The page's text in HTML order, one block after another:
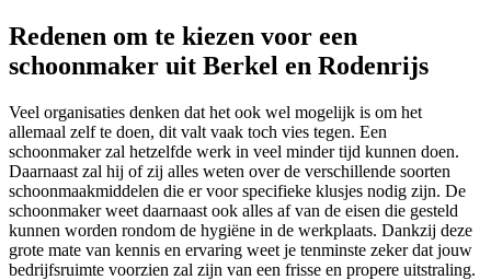
Redenen om te kiezen voor een
schoonmaker uit Berkel en Rodenrijs
Veel organisaties denken dat het ook wel mogelijk is om het
allemaal zelf te doen, dit valt vaak toch vies tegen. Een
schoonmaker zal hetzelfde werk in veel minder tijd kunnen doen.
Daarnaast zal hij of zij alles weten over de verschillende soorten
schoonmaakmiddelen die er voor specifieke klusjes nodig zijn. De
schoonmaker weet daarnaast ook alles af van de eisen die gesteld
kunnen worden rondom de hygiëne in de werkplaats. Dankzij deze
grote mate van kennis en ervaring weet je tenminste zeker dat jouw
bedrijfsruimte voorzien zal zijn van een frisse en propere uitstraling.